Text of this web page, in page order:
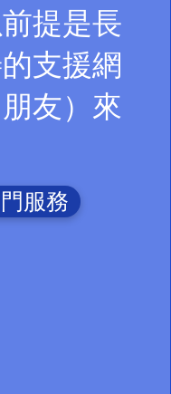
提是長
支援網
友）來
服務